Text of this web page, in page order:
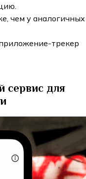
чем у аналогичных
трекер
сервис для